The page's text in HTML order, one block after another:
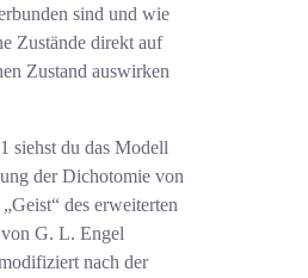
sind und wie
Zustände direkt auf
Zustand auswirken
siehst du das Modell
der Dichotomie von
des erweiterten
G. L. Engel
nach der